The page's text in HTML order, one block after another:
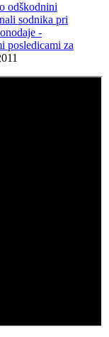
odškodnini
sodnika pri
-
posledicami za